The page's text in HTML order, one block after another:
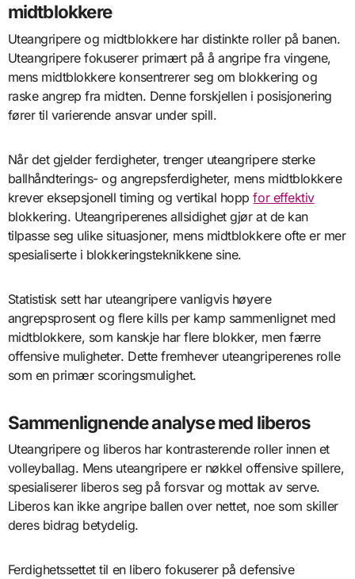
midtblokkere
Uteangripere og midtblokkere har distinkte roller på banen.
Uteangripere fokuserer primært på å angripe fra vingene,
mens midtblokkere konsentrerer seg om blokkering og
raske angrep fra midten. Denne forskjellen i posisjonering
fører til varierende ansvar under spill.
Når det gjelder ferdigheter, trenger uteangripere sterke
ballhåndterings- og angrepsferdigheter, mens midtblokkere
krever eksepsjonell timing og vertikal hoppfor effektiv
blokkering. Uteangriperenes allsidighet gjør at de kan
tilpasse seg ulike situasjoner, mens midtblokkere ofte er mer
spesialiserte i blokkeringsteknikkene sine.
Statistisk sett har uteangripere vanligvis høyere
angrepsprosent og flere kills per kamp sammenlignet med
midtblokkere, som kanskje har flere blokker, men færre
offensive muligheter. Dette fremhever uteangriperenes rolle
som en primær scoringsmulighet.
Sammenlignende analyse med liberos
Uteangripere og liberos har kontrasterende roller innen et
volleyballag. Mens uteangripere er nøkkel offensive spillere,
spesialiserer liberos seg på forsvar og mottak av serve.
Liberos kan ikke angripe ballen over nettet, noe som skiller
deres bidrag betydelig.
Ferdighetssettet til en libero fokuserer på defensive